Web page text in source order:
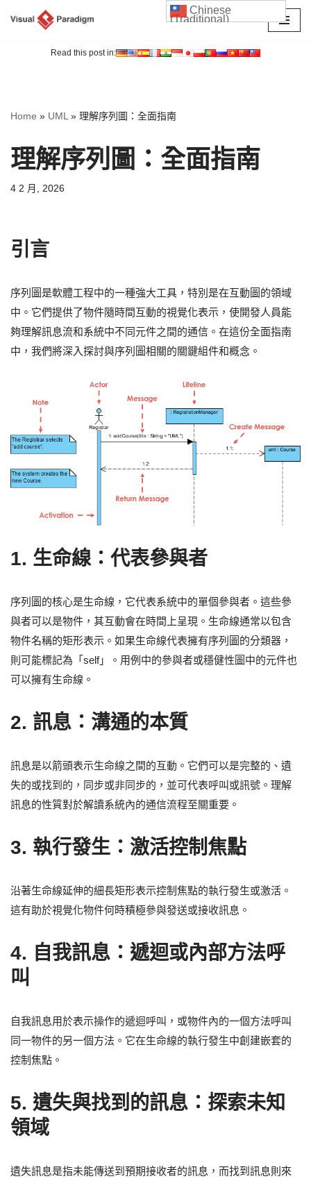
Read this post in:
Home » UML» 理解序列圖：全面指南
理解序列圖：全面指南
4 2 月, 2026
引言
序列圖是軟體工程中的一種強大工具，特別是在互動圖的領域
中。它們提供了物件隨時間互動的視覺化表示，使開發人員能
夠理解訊息流和系統中不同元件之間的通信。在這份全面指南
中，我們將深入探討與序列圖相關的關鍵組件和概念。
1. 生命線：代表參與者
序列圖的核心是生命線，它代表系統中的單個參與者。這些參
與者可以是物件，其互動會在時間上呈現。生命線通常以包含
物件名稱的矩形表示。如果生命線代表擁有序列圖的分類器，
則可能標記為「self」。用例中的參與者或穩健性圖中的元件也
可以擁有生命線。
2. 訊息：溝通的本質
訊息是以箭頭表示生命線之間的互動。它們可以是完整的、遺
失的或找到的，同步或非同步的，並可代表呼叫或訊號。理解
訊息的性質對於解讀系統內的通信流程至關重要。
3. 執行發生：激活控制焦點
沿著生命線延伸的細長矩形表示控制焦點的執行發生或激活。
這有助於視覺化物件何時積極參與發送或接收訊息。
4. 自我訊息：遞迴或內部方法呼
叫
自我訊息用於表示操作的遞迴呼叫，或物件內的一個方法呼叫
同一物件的另一個方法。它在生命線的執行發生中創建嵌套的
控制焦點。
5. 遺失與找到的訊息：探索未知
領域
遺失訊息是指未能傳送到預期接收者的訊息，而找到訊息則來
Chinese
(Traditional)